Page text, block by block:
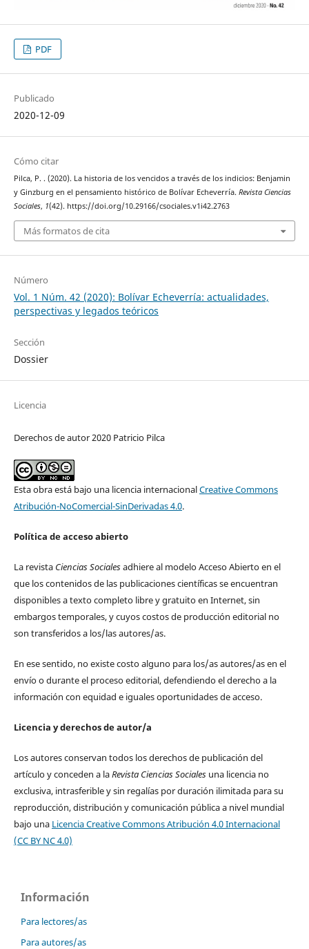
PDF
Publicado
2020-12-09
Cómo citar
Pilca, P. . (2020). La historia de los vencidos a través de los indicios: Benjamin
y Ginzburg en el pensamiento histórico de Bolívar Echeverría. Revista Ciencias
Sociales, 1(42). https://doi.org/10.29166/csociales.v1i42.2763
Más formatos de cita
Número
Vol. 1 Núm. 42 (2020): Bolívar Echeverría: actualidades,
perspectivas y legados teóricos
Sección
Dossier
Licencia
Derechos de autor 2020 Patricio Pilca
Esta obra está bajo una licencia internacionalCreative Commons
Atribución-NoComercial-SinDerivadas 4.0.
Política de acceso abierto
La revista Ciencias Socialesadhiere al modelo Acceso Abierto en el
que los contenidos de las publicaciones científicas se encuentran
disponibles a texto completo libre y gratuito en Internet, sin
embargos temporales, y cuyos costos de producción editorial no
son transferidos a los/las autores/as.
En ese sentido, no existe costo alguno para los/as autores/as en el
envío o durante el proceso editorial, defendiendo el derecho a la
información con equidad e iguales oportunidades de acceso.
Licencia y derechos de autor/a
Los autores conservan todos los derechos de publicación del
artículo y conceden a laRevista Ciencias Socialesuna licencia no
exclusiva, intrasferible y sin regalías por duración ilimitada para su
reproducción, distribución y comunicación pública a nivel mundial
bajo una Licencia Creative Commons Atribución 4.0 Internacional
(CC BY NC 4.0)
Información
Para lectores/as
Para autores/as